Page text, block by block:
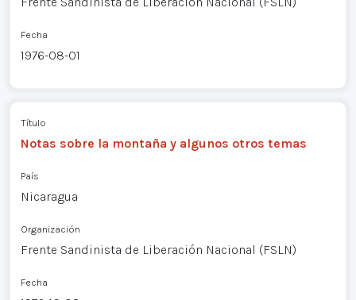
Fecha
1976-08-01
Título
Notas sobre la montaña y algunos otros temas
País
Nicaragua
Organización
Frente Sandinista de Liberación Nacional (FSLN)
Fecha